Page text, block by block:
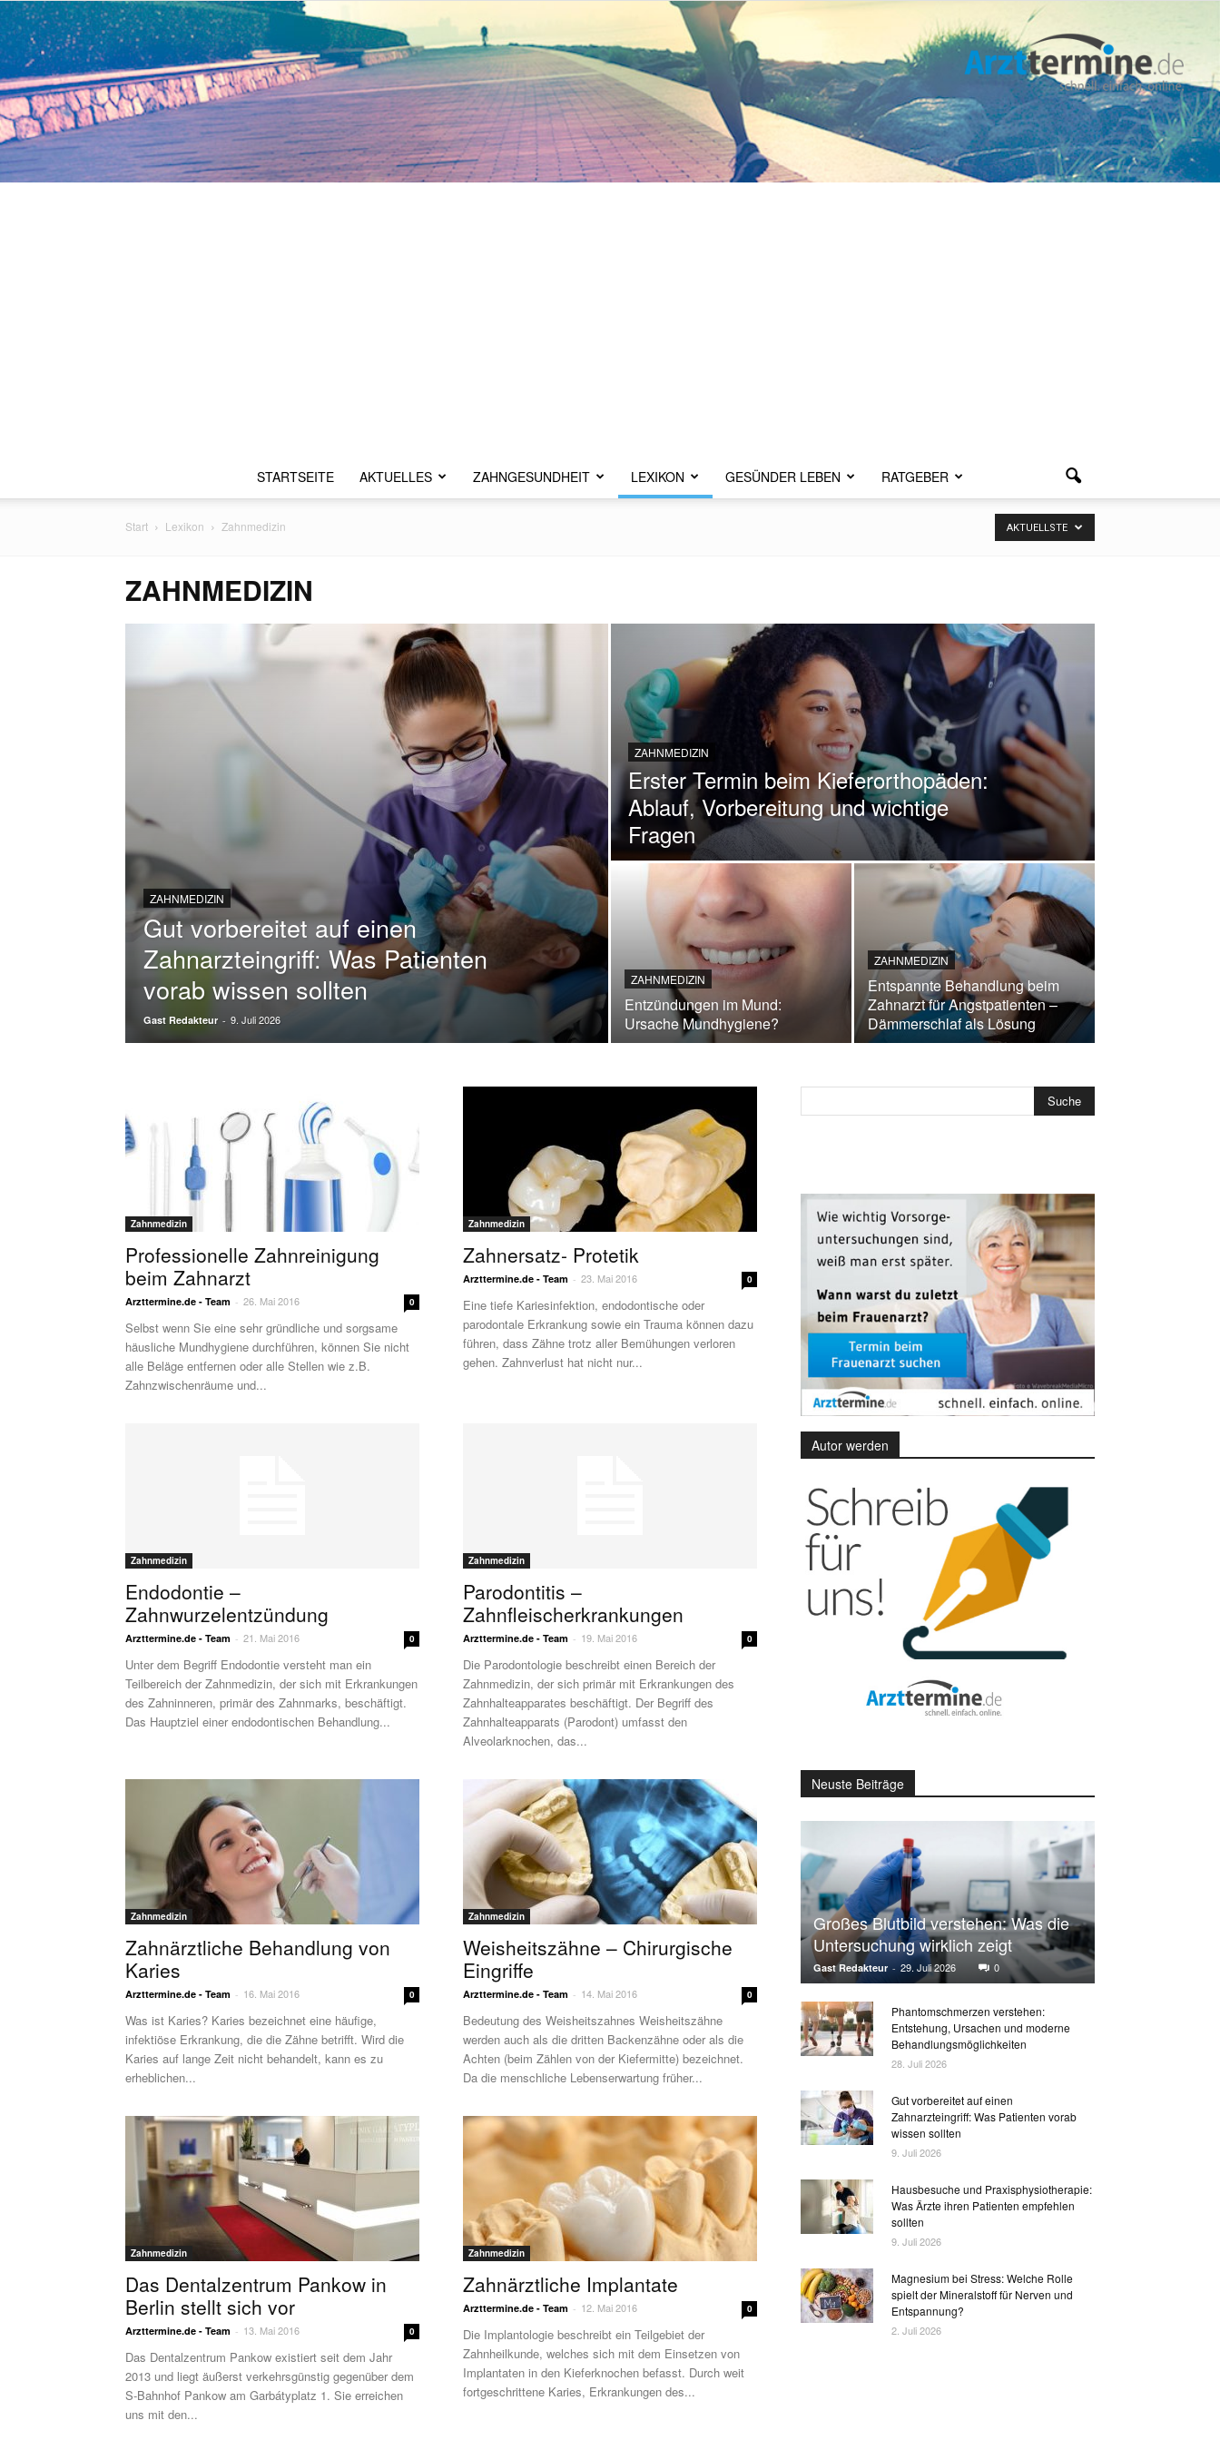
STARTSEITE AKTUELLES ZAHNGESUNDHEIT LEXIKON GESÜNDER LEBEN RATGEBER
Start Lexikon Zahnmedizin AKTUELLSTE
ZAHNMEDIZIN
ZAHNMEDIZIN
Gut vorbereitet auf einen
Zahnarzteingriff: Was Patienten
vorab wissen sollten
Gast Redakteur - 9. Juli 2026
ZAHNMEDIZIN
Erster Termin beim Kieferorthopäden:
Ablauf, Vorbereitung und wichtige
Fragen
ZAHNMEDIZIN
Entzündungen im Mund:
Ursache Mundhygiene?
ZAHNMEDIZIN
Entspannte Behandlung beim
Zahnarzt für Angstpatienten –
Dämmerschlaf als Lösung
Zahnmedizin
Professionelle Zahnreinigung
beim Zahnarzt
Arzttermine.de - Team - 26. Mai 2016 0
Selbst wenn Sie eine sehr gründliche und sorgsame
häusliche Mundhygiene durchführen, können Sie nicht
alle Beläge entfernen oder alle Stellen wie z.B.
Zahnzwischenräume und...
Zahnmedizin
Zahnersatz- Protetik
Arzttermine.de - Team - 23. Mai 2016 0
Eine tiefe Kariesinfektion, endodontische oder
parodontale Erkrankung sowie ein Trauma können dazu
führen, dass Zähne trotz aller Bemühungen verloren
gehen. Zahnverlust hat nicht nur...
Zahnmedizin
Endodontie –
Zahnwurzelentzündung
Arzttermine.de - Team - 21. Mai 2016 0
Unter dem Begriff Endodontie versteht man ein
Teilbereich der Zahnmedizin, der sich mit Erkrankungen
des Zahninneren, primär des Zahnmarks, beschäftigt.
Das Hauptziel einer endodontischen Behandlung...
Zahnmedizin
Parodontitis –
Zahnfleischerkrankungen
Arzttermine.de - Team - 19. Mai 2016 0
Die Parodontologie beschreibt einen Bereich der
Zahnmedizin, der sich primär mit Erkrankungen des
Zahnhalteapparates beschäftigt. Der Begriff des
Zahnhalteapparats (Parodont) umfasst den
Alveolarknochen, das...
Zahnmedizin
Zahnärztliche Behandlung von
Karies
Arzttermine.de - Team - 16. Mai 2016 0
Was ist Karies? Karies bezeichnet eine häufige,
infektiöse Erkrankung, die die Zähne betrifft. Wird die
Karies auf lange Zeit nicht behandelt, kann es zu
erheblichen...
Zahnmedizin
Weisheitszähne – Chirurgische
Eingriffe
Arzttermine.de - Team - 14. Mai 2016 0
Bedeutung des Weisheitszahnes Weisheitszähne
werden auch als die dritten Backenzähne oder als die
Achten (beim Zählen von der Kiefermitte) bezeichnet.
Da die menschliche Lebenserwartung früher...
Zahnmedizin
Das Dentalzentrum Pankow in
Berlin stellt sich vor
Arzttermine.de - Team - 13. Mai 2016 0
Das Dentalzentrum Pankow existiert seit dem Jahr
2013 und liegt äußerst verkehrsgünstig gegenüber dem
S-Bahnhof Pankow am Garbátyplatz 1. Sie erreichen
uns mit den...
Zahnmedizin
Zahnärztliche Implantate
Arzttermine.de - Team - 12. Mai 2016 0
Die Implantologie beschreibt ein Teilgebiet der
Zahnheilkunde, welches sich mit dem Einsetzen von
Implantaten in den Kieferknochen befasst. Durch weit
fortgeschrittene Karies, Erkrankungen des...
Autor werden
Neuste Beiträge
Großes Blutbild verstehen: Was die
Untersuchung wirklich zeigt
Gast Redakteur - 29. Juli 2026 0
Phantomschmerzen verstehen:
Entstehung, Ursachen und moderne
Behandlungsmöglichkeiten
28. Juli 2026
Gut vorbereitet auf einen
Zahnarzteingriff: Was Patienten vorab
wissen sollten
9. Juli 2026
Hausbesuche und Praxisphysiotherapie:
Was Ärzte ihren Patienten empfehlen
sollten
9. Juli 2026
Magnesium bei Stress: Welche Rolle
spielt der Mineralstoff für Nerven und
Entspannung?
2. Juli 2026